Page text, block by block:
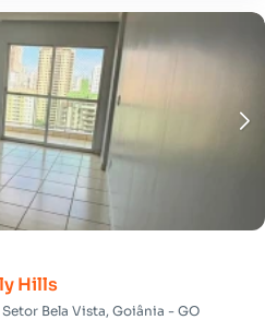
Hills
Bela Vista, Goiânia - GO